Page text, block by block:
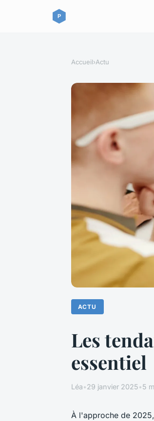
Accueil›Actu
ACTU
Les
essentiel
Léa•29 janvier 2025•5
À l'approche de